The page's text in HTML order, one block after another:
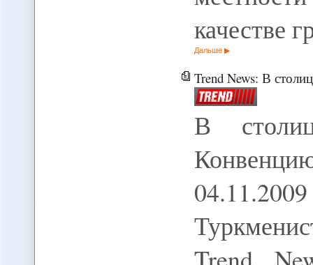
качестве
Дальше
Trend News: В столице
В